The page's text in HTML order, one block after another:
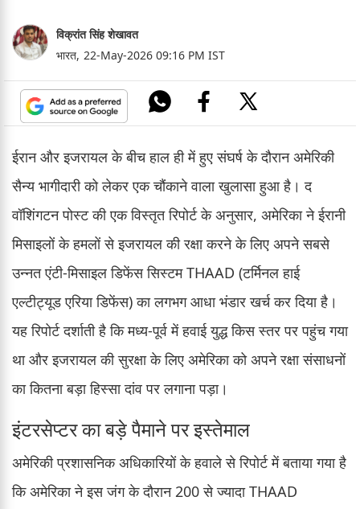
विक्रांत सिंह शेखावत
भारत, 22-May-2026 09:16 PM IST
ईरान और इजरायल के बीच हाल ही में हुए संघर्ष के दौरान अमेरिकी
सैन्य भागीदारी को लेकर एक चौंकाने वाला खुलासा हुआ है। द
वॉशिंगटन पोस्ट की एक विस्तृत रिपोर्ट के अनुसार, अमेरिका ने ईरानी
मिसाइलों के हमलों से इजरायल की रक्षा करने के लिए अपने सबसे
उन्नत एंटी-मिसाइल डिफेंस सिस्टम THAAD (टर्मिनल हाई
एल्टीट्यूड एरिया डिफेंस) का लगभग आधा भंडार खर्च कर दिया है।
यह रिपोर्ट दर्शाती है कि मध्य-पूर्व में हवाई युद्ध किस स्तर पर पहुंच गया
था और इजरायल की सुरक्षा के लिए अमेरिका को अपने रक्षा संसाधनों
का कितना बड़ा हिस्सा दांव पर लगाना पड़ा।
इंटरसेप्टर का बड़े पैमाने पर इस्तेमाल
अमेरिकी प्रशासनिक अधिकारियों के हवाले से रिपोर्ट में बताया गया है
कि अमेरिका ने इस जंग के दौरान 200 से ज्यादा THAAD